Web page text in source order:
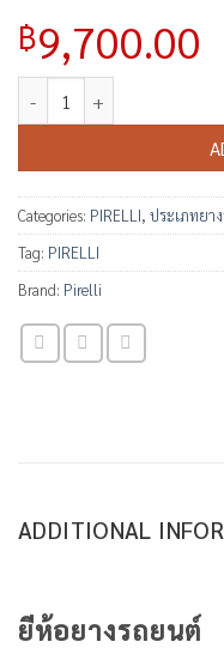
฿9,700.00
Categories: PIRELLI, ประเภทยา
Tag: PIRELLI
Brand: Pirelli
ADDITIONAL
ยีห้อยางรถยนต์